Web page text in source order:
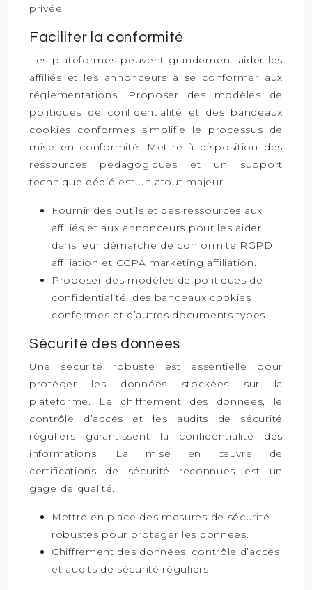
privée.
Faciliter la conformité
Les plateformes peuvent grandement aider les
affiliés et les annonceurs à se conformer aux
réglementations. Proposer des modèles de
politiques de confidentialité et des bandeaux
cookies conformes simplifie le processus de
mise en conformité. Mettre à disposition des
ressources pédagogiques et un support
technique dédié est un atout majeur.
Fournir des outils et des ressources aux
affiliés et aux annonceurs pour les aider
dans leur démarche de conformité RGPD
affiliation et CCPA marketing affiliation.
Proposer des modèles de politiques de
confidentialité, des bandeaux cookies
conformes et d’autres documents types.
Sécurité des données
Une sécurité robuste est essentielle pour
protéger les données stockées sur la
plateforme. Le chiffrement des données, le
contrôle d’accès et les audits de sécurité
réguliers garantissent la confidentialité des
informations. La mise en œuvre de
certifications de sécurité reconnues est un
gage de qualité.
Mettre en place des mesures de sécurité
robustes pour protéger les données.
Chiffrement des données, contrôle d’accès
et audits de sécurité réguliers.